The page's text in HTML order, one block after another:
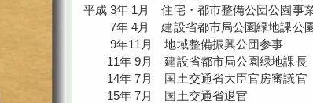
平成 3年 1月 住宅・都市整備公団公園事
7年 4月 建設省都市局公園緑地課公園
9年11月 地域整備振興公団参事
11年 9月 建設省都市局公園緑地課長
14年 7月 国土交通省大臣官房審議官
15年 7月 国土交通省退官